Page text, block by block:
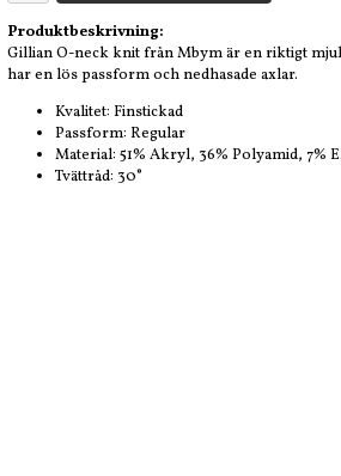
Produktbeskrivning:
Gillian O-neck knit från Mbym är en riktigt
har en lös passform och nedhasade axlar.
Kvalitet: Finstickad
Passform: Regular
Material: 51% Akryl, 36% Polyamid, 7%
Tvättråd: 30°